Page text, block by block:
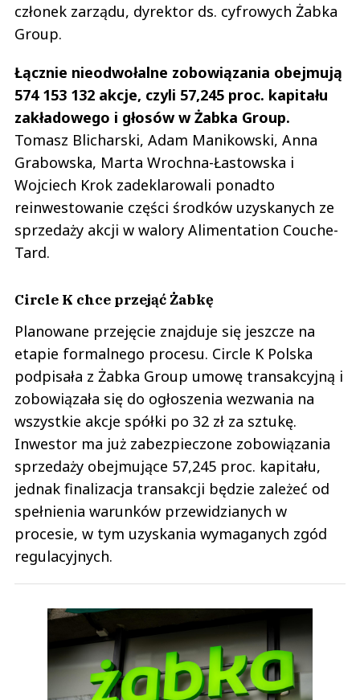
członek zarządu, dyrektor ds. cyfrowych Żabka
Group.
Łącznie nieodwołalne zobowiązania obejmują
574 153 132 akcje, czyli 57,245 proc. kapitału
zakładowego i głosów w Żabka Group.
Tomasz Blicharski, Adam Manikowski, Anna
Grabowska, Marta Wrochna-Łastowska i
Wojciech Krok zadeklarowali ponadto
reinwestowanie części środków uzyskanych ze
sprzedaży akcji w walory Alimentation Couche-
Tard.
Circle K chce przejąć Żabkę
Planowane przejęcie znajduje się jeszcze na
etapie formalnego procesu. Circle K Polska
podpisała z Żabka Group umowę transakcyjną i
zobowiązała się do ogłoszenia wezwania na
wszystkie akcje spółki po 32 zł za sztukę.
Inwestor ma już zabezpieczone zobowiązania
sprzedaży obejmujące 57,245 proc. kapitału,
jednak finalizacja transakcji będzie zależeć od
spełnienia warunków przewidzianych w
procesie, w tym uzyskania wymaganych zgód
regulacyjnych.